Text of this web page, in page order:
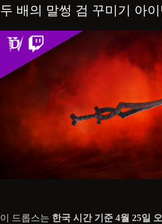
두 배의 말썽 검 꾸미기 아이
이 드롭스는 한국 시간 기준 4월 25일